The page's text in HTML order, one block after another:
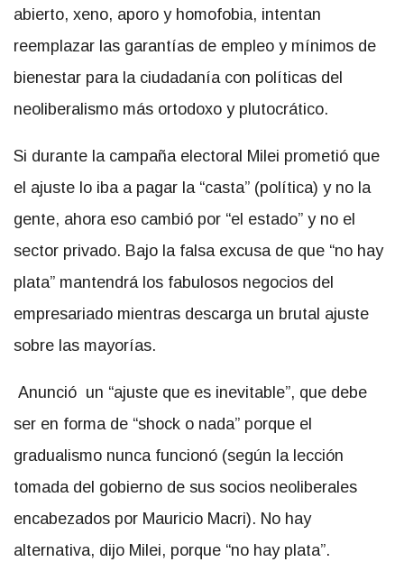
abierto, xeno, aporo y homofobia, intentan
reemplazar las garantías de empleo y mínimos de
bienestar para la ciudadanía con políticas del
neoliberalismo más ortodoxo y plutocrático.
Si durante la campaña electoral Milei prometió que
el ajuste lo iba a pagar la “casta” (política) y no la
gente, ahora eso cambió por “el estado” y no el
sector privado. Bajo la falsa excusa de que “no hay
plata” mantendrá los fabulosos negocios del
empresariado mientras descarga un brutal ajuste
sobre las mayorías.
Anunció un “ajuste que es inevitable”, que debe
ser en forma de “shock o nada” porque el
gradualismo nunca funcionó (según la lección
tomada del gobierno de sus socios neoliberales
encabezados por Mauricio Macri). No hay
alternativa, dijo Milei, porque “no hay plata”.